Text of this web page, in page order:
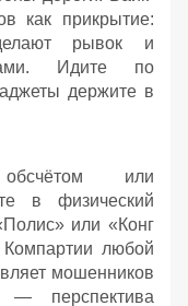
как прикрытие:
рывок и
Идите по
держите в
или
в физический
или «Конг
любой
мошенников
— перспектива